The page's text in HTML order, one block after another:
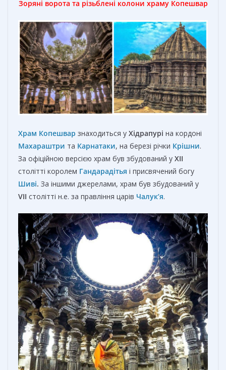
Зоряні ворота та різьблені колони храму Копешвар
Храм Копешвар знаходиться у Хідрапурі на кордоні
Махараштри та Карнатаки, на березі річки Крішни.
За офіційною версією храм був збудований у XII
столітті королем Гандарадітья і присвячений богу
Шиві. За іншими джерелами, храм був збудований у
VII столітті н.е. за правління царів Чалук’я.